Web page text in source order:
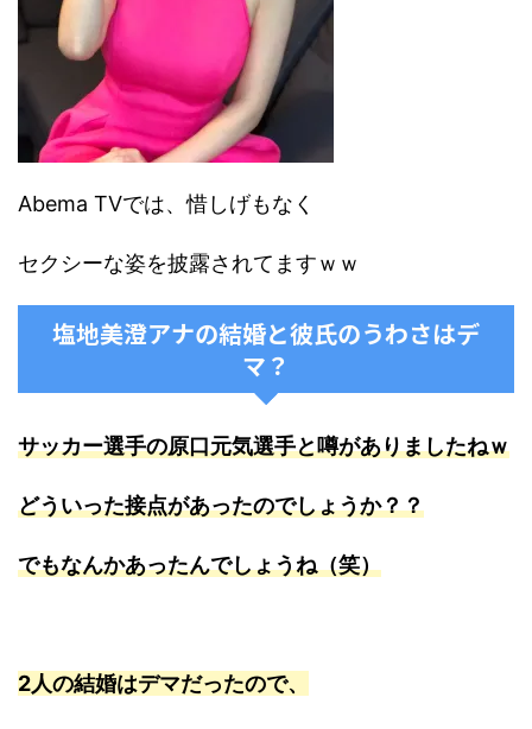
Abema TVでは、惜しげもなく
セクシーな姿を披露されてますｗｗ
塩地美澄アナの結婚と彼氏のうわさはデ
マ？
サッカー選手の原口元気選手と噂がありましたねｗ
どういった接点があったのでしょうか？？
でもなんかあったんでしょうね（笑）
2人の結婚はデマだったので、